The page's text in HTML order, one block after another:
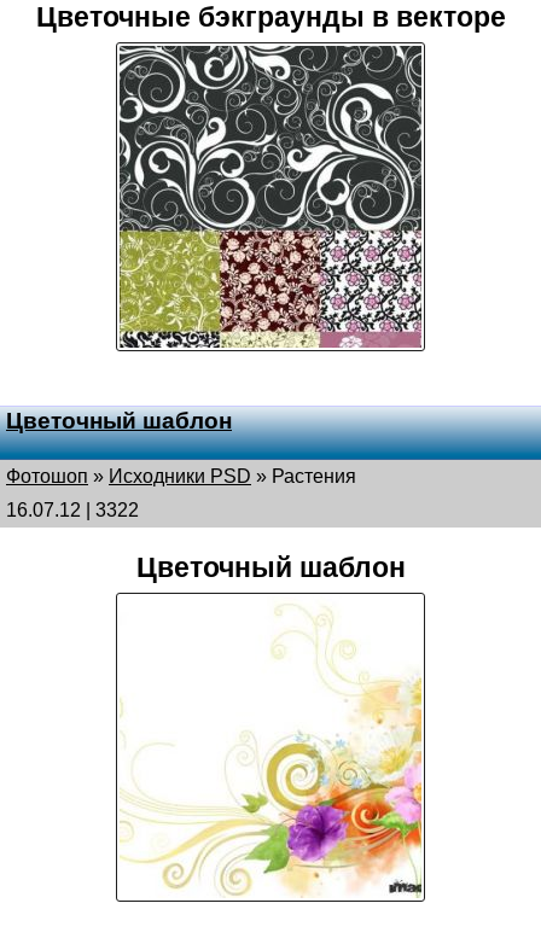
Цветочные бэкграунды в векторе
Цветочный шаблон
Фотошоп » Исходники PSD » Растения
16.07.12 | 3322
Цветочный шаблон